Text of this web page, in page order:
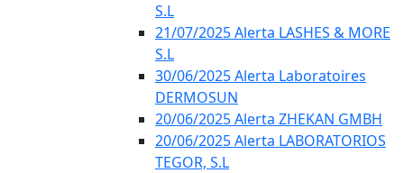
S.L
21/07/2025 Alerta LASHES & MORE
S.L
30/06/2025 Alerta Laboratoires
DERMOSUN
20/06/2025 Alerta ZHEKAN GMBH
20/06/2025 Alerta LABORATORIOS
TEGOR, S.L